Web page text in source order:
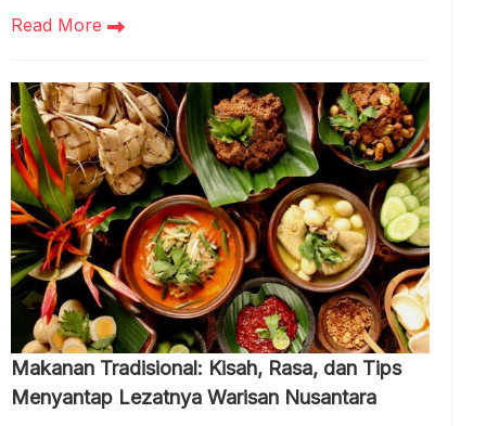
Read More
Makanan Tradisional: Kisah, Rasa, dan Tips
Menyantap Lezatnya Warisan Nusantara